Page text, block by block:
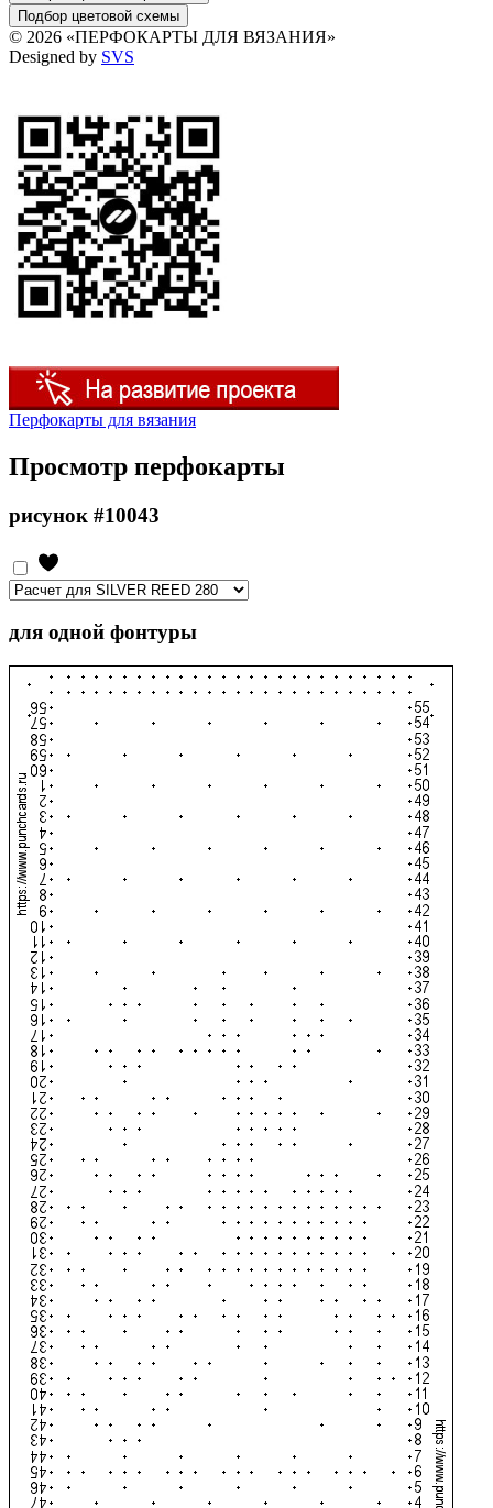
© 2026 «ПЕРФОКАРТЫ ДЛЯ ВЯЗАНИЯ»
Designed by SVS
Перфокарты для вязания
Просмотр перфокарты
рисунок #10043
для одной фонтуры